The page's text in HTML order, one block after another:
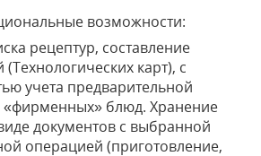
возможности:
рецептур, составление
(Технологических карт), с
учета предварительной
«фирменных» блюд. Хранение
документов с выбранной
операцией (приготовление,